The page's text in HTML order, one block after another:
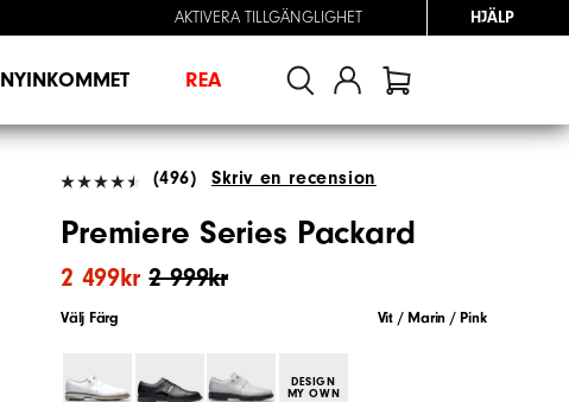
AKTIVERA TILLGÄNGLIGHET HJÄLP
NYINKOMMET REA
(496) Skriv en recension
Premiere Series Packard
2 999kr
2 499kr
Välj Färg Vit / Marin / Pink
DESIGN
MY OWN